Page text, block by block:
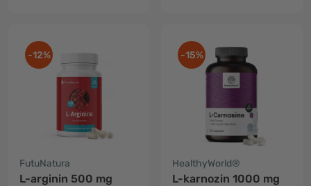
-12%
FutuNatura
L-arginin 500 mg
-15%
HealthyWorld®
L-karnozin 1000 mg